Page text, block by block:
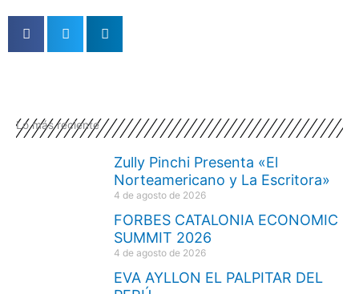
Lo más reciente
Zully Pinchi Presenta «El
Norteamericano y La Escritora»
4 de agosto de 2026
FORBES CATALONIA ECONOMIC
SUMMIT 2026
4 de agosto de 2026
EVA AYLLON EL PALPITAR DEL